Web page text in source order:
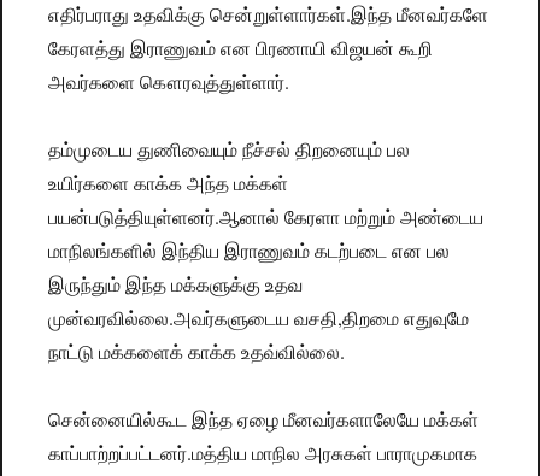
எதிர்பராது உதவிக்கு சென்றுள்ளார்கள்.இந்த மீனவர்களே
கேரளத்து இராணுவம் என பிரணாயி விஜயன் கூறி
அவர்களை கௌரவுத்துள்ளார்.
தம்முடைய துணிவையும் நீச்சல் திறனையும் பல
உயிர்களை காக்க அந்த மக்கள்
பயன்படுத்தியுள்ளனர்.ஆனால் கேரளா மற்றும் அண்டைய
மாநிலங்களில் இந்திய இராணுவம் கடற்படை என பல
இருந்தும் இந்த மக்களுக்கு உதவ
முன்வரவில்லை.அவர்களுடைய வசதி,திறமை எதுவுமே
நாட்டு மக்களைக் காக்க உதவ்வில்லை.
சென்னையில்கூட இந்த ஏழை மீனவர்களாலேயே மக்கள்
காப்பாற்றப்பட்டனர்.மத்திய மாநில அரசுகள் பாராமுகமாக